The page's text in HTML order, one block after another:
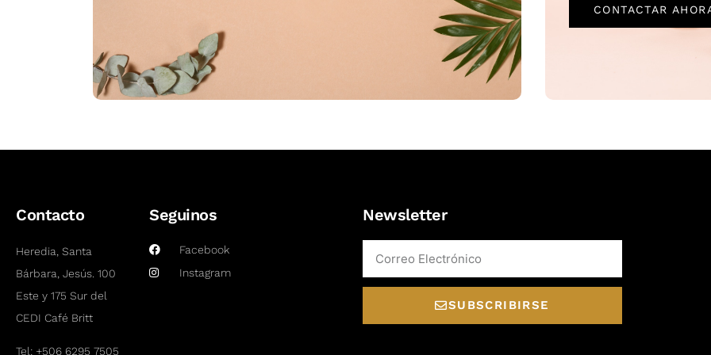
CONTACTAR
Contacto
Heredia, Santa
Bárbara, Jesús. 100
Este y 175 Sur del
CEDI Café Britt
Tel: +506 6295 7505
Seguinos
Facebook
Instagram
Newsletter
SUBSCRIBIRSE